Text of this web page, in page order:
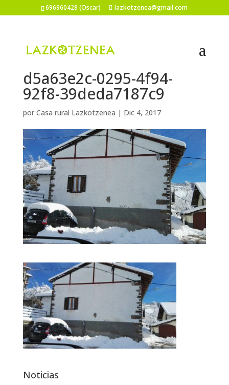
696960428 (Oscar) lazkotzenea@gmail.com
d5a63e2c-0295-4f94-
92f8-39deda7187c9
por Casa rural Lazkotzenea | Dic 4, 2017
Noticias